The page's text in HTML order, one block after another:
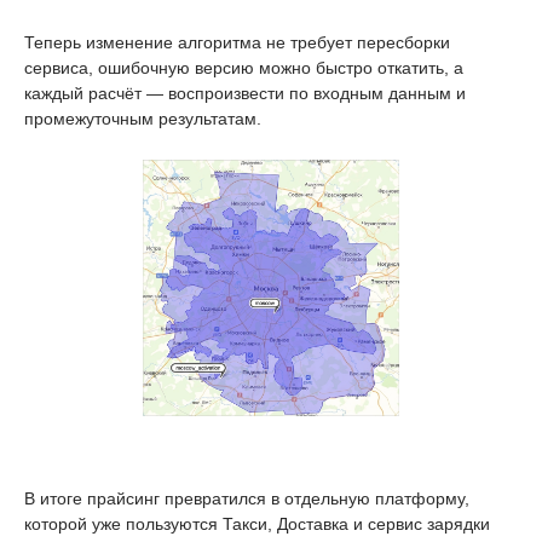
Теперь изменение алгоритма не требует пересборки
сервиса, ошибочную версию можно быстро откатить, а
каждый расчёт — воспроизвести по входным данным и
промежуточным результатам.
В итоге прайсинг превратился в отдельную платформу,
которой уже пользуются Такси, Доставка и сервис зарядки